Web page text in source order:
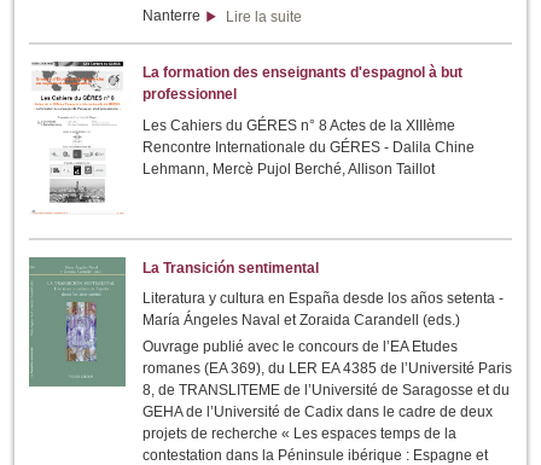
Nanterre
Lire la suite
La formation des enseignants d'espagnol à but
professionnel
Les Cahiers du GÉRES n° 8 Actes de la XIIIème
Rencontre Internationale du GÉRES - Dalila Chine
Lehmann, Mercè Pujol Berché, Allison Taillot
La Transición sentimental
Literatura y cultura en España desde los años setenta -
María Ángeles Naval et Zoraida Carandell (eds.)
Ouvrage publié avec le concours de l’EA Etudes
romanes (EA 369), du LER EA 4385 de l’Université Paris
8, de TRANSLITEME de l’Université de Saragosse et du
GEHA de l’Université de Cadix dans le cadre de deux
projets de recherche « Les espaces temps de la
contestation dans la Péninsule ibérique : Espagne et